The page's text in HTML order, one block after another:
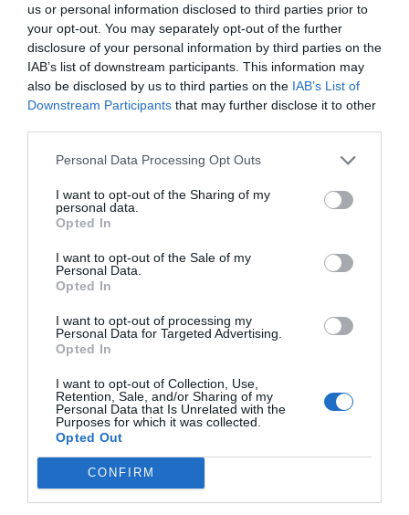
us or personal information disclosed to third parties prior to
your opt-out. You may separately opt-out of the further
disclosure of your personal information by third parties on the
IAB’s list of downstream participants. This information may
also be disclosed by us to third parties on the IAB’s List of
Downstream Participants that may further disclose it to other
Personal Data Processing Opt Outs
I want to opt-out of the Sharing of my
personal data.
Opted In
I want to opt-out of the Sale of my
Personal Data.
Opted In
I want to opt-out of processing my
Personal Data for Targeted Advertising.
Opted In
I want to opt-out of Collection, Use,
Retention, Sale, and/or Sharing of my
Personal Data that Is Unrelated with the
Purposes for which it was collected.
Opted Out
CONFIRM
Durante su intervención, el presidente del COFM ha
recalcado que «el maltrato físico o psíquico que sufren
muchas personas mayores es un problema importante
de salud pública» y ha hecho un llamamiento para
tratar de «prevenir, paliar y combatir en lo posible las
principales amenazas a la seguridad de las personas
mayores». «Confío en que la profesión farmacéutica se
proactivos a la hora de notificar delitos o situaciones
que pongan en riesgo a nuestros mayores y que juntos
concluido.
Añadir El Farmacéuticocomo fuente preferida
de Google de forma gratuita
Mantente informado con las últimas noticias de actualidad.
Tags
luis gonzalez diez